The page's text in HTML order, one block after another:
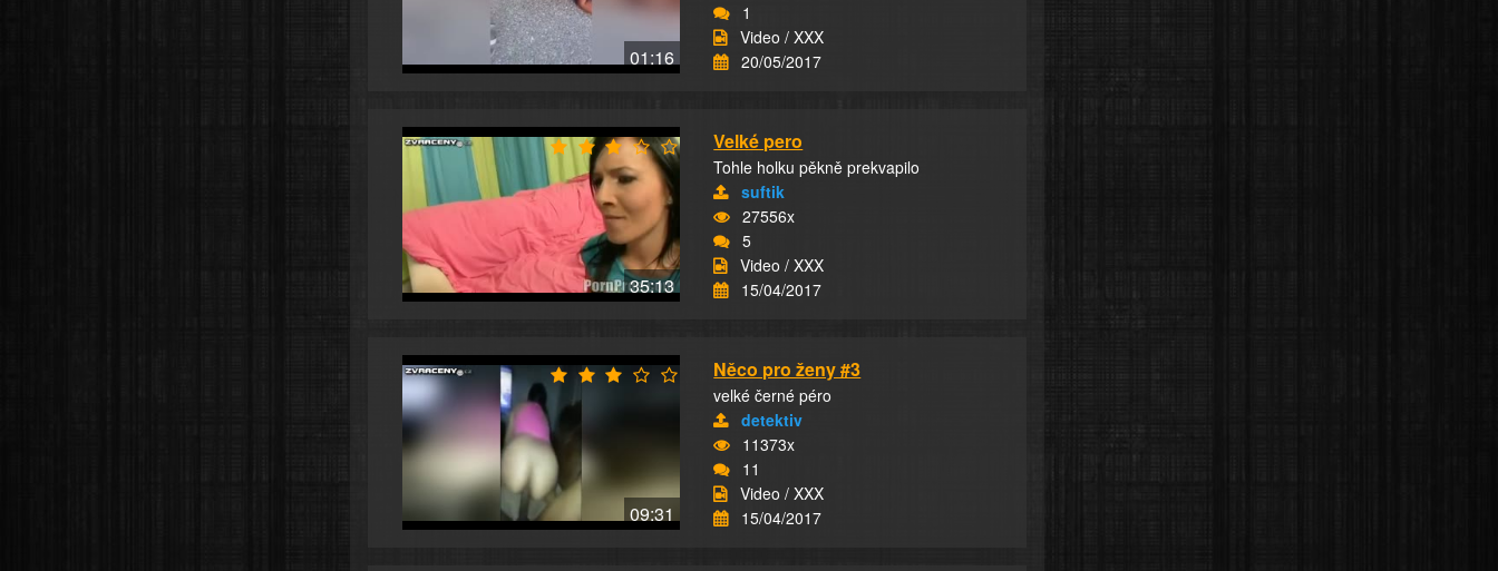
01:16
1
Video / XXX
20/05/2017
35:13
Velké pero
Tohle holku pěkně prekvapilo
suftik
27556x
5
Video / XXX
15/04/2017
09:31
Něco pro ženy #3
velké černé péro
detektiv
11373x
11
Video / XXX
15/04/2017